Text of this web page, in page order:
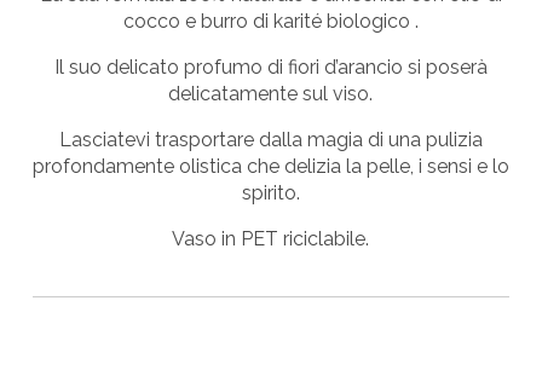
cocco e burro di karité biologico .
Il suo delicato profumo di fiori d’arancio si poserà
delicatamente sul viso.
Lasciatevi trasportare dalla magia di una pulizia
profondamente olistica che delizia la pelle, i sensi e lo
spirito.
Vaso in PET riciclabile.